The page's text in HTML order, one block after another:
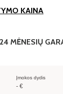
KAINA
MĖNESIŲ